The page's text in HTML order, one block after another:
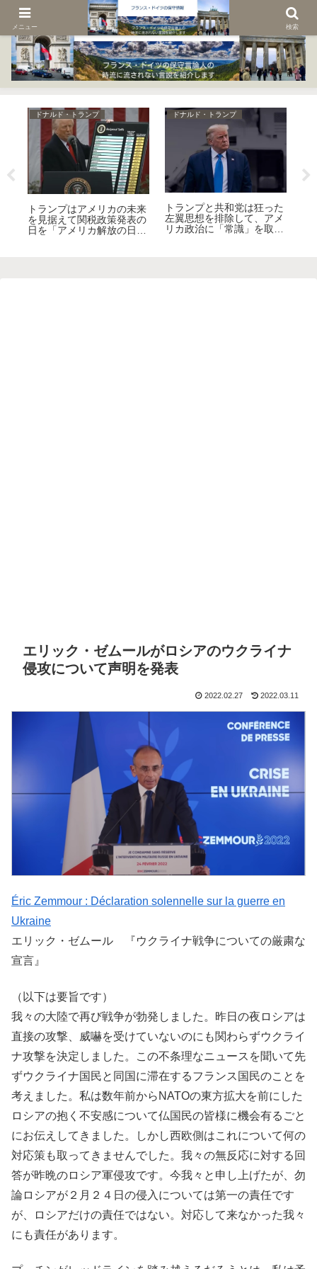
ドナルド・トランプ
トランプはアメリカの未来
を見据えて関税政策発表の
日を「アメリカ解放の日」
ドナルド・トランプ
トランプと共和党は狂った
左翼思想を排除して、アメ
リカ政治に「常識」を取り
エリック・ゼムールがロシアのウクライナ
侵攻について声明を発表
2022.02.27 2022.03.11
Éric Zemmour : Déclaration solennelle sur la guerre en
Ukraine
エリック・ゼムール 『ウクライナ戦争についての厳粛な
宣言』
（以下は要旨です）
我々の大陸で再び戦争が勃発しました。昨日の夜ロシアは
直接の攻撃、威嚇を受けていないのにも関わらずウクライ
ナ攻撃を決定しました。この不条理なニュースを聞いて先
ずウクライナ国民と同国に滞在するフランス国民のことを
考えました。私は数年前からNATOの東方拡大を前にした
ロシアの抱く不安感について仏国民の皆様に機会有るごと
にお伝えしてきました。しかし西欧側はこれについて何の
対応策も取ってきませんでした。我々の無反応に対する回
答が昨晩のロシア軍侵攻です。今我々と申し上げたが、勿
論ロシアが２月２４日の侵入については第一の責任です
が、ロシアだけの責任ではない。対応して来なかった我々
にも責任があります。
メニュー 検索